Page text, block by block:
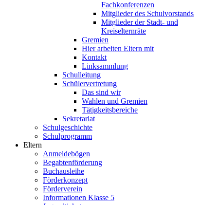
Fachkonferenzen
Mitglieder des Schulvorstands
Mitglieder der Stadt- und
Kreiselternräte
Gremien
Hier arbeiten Eltern mit
Kontakt
Linksammlung
Schulleitung
Schülervertretung
Das sind wir
Wahlen und Gremien
Tätigkeitsbereiche
Sekretariat
Schulgeschichte
Schulprogramm
Eltern
Anmeldebögen
Begabtenförderung
Buchausleihe
Förderkonzept
Förderverein
Informationen Klasse 5